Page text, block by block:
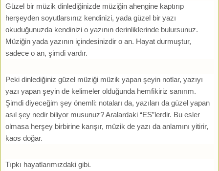
Güzel bir müzik dinlediğinizde müziğin ahengine kaptırıp
herşeyden soyutlarsınız kendinizi, yada güzel bir yazı
okuduğunuzda kendinizi o yazının derinliklerinde bulursunuz.
Müziğin yada yazının içindesinizdir o an. Hayat durmuştur,
sadece o an, şimdi vardır.
Peki dinlediğiniz güzel müziği müzik yapan şeyin notlar, yazıyı
yazı yapan şeyin de kelimeler olduğunda hemfikiriz sanırım.
Şimdi diyeceğim şey önemli: notaları da, yazıları da güzel yapan
asıl şey nedir biliyor musunuz? Aralardaki “ES”lerdir. Bu esler
olmasa herşey birbirine karışır, müzik de yazı da anlamını yitirir,
kaos doğar.
Tıpkı hayatlarımızdaki gibi.